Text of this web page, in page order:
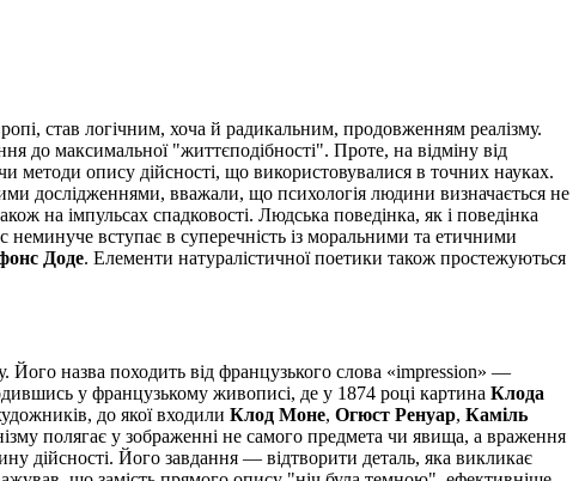
став логічним, хоча й радикальним, продовженням реалізму.
до максимальної "життєподібності". Проте, на відміну від
методи опису дійсності, що використовувалися в точних науках.
дослідженнями, вважали, що психологія людини визначається не
на імпульсах спадковості. Людська поведінка, як і поведінка
неминуче вступає в суперечність із моральними та етичними
Доде. Елементи натуралістичної поетики також простежуються
Його назва походить від французького слова «impression» —
у французькому живописі, де у 1874 році картина Клода
до якої входили Клод Моне, Огюст Ренуар, Каміль
полягає у зображенні не самого предмета чи явища, а враження
дійсності. Його завдання — відтворити деталь, яка викликає